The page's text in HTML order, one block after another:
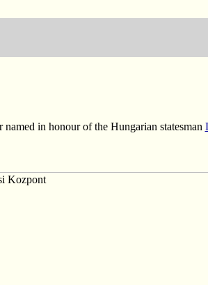
in honour of the Hungarian statesman